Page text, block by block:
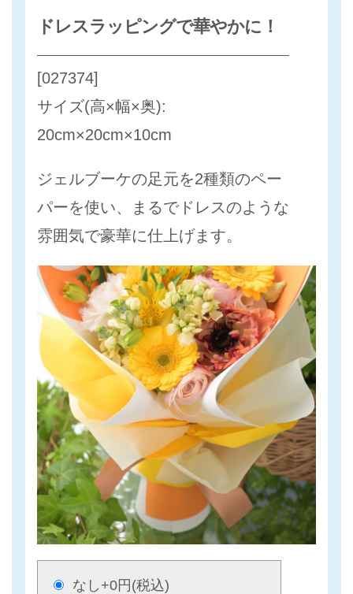
ドレスラッピングで華やかに！
[027374]
サイズ(高×幅×奥):
20cm×20cm×10cm
ジェルブーケの足元を2種類のペー
パーを使い、まるでドレスのような
雰囲気で豪華に仕上げます。
なし +0円(税込)